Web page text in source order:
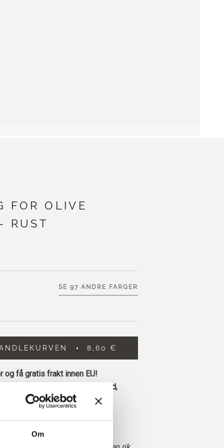
Om
FOR OLIVE
RUST
SE 97 ANDRE FARGER
8,60 €
og få gratis frakt innen EU!
legges inn før kl. 13.00 norsk tid,
rødbrun farge med sterke
ravfargede undertoner.